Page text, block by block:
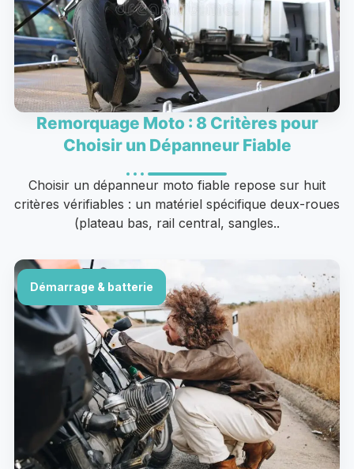
Remorquage Moto : 8 Critères pour
Choisir un Dépanneur Fiable
Choisir un dépanneur moto fiable repose sur huit
critères vérifiables : un matériel spécifique deux-roues
(plateau bas, rail central, sangles..
Démarrage & batterie